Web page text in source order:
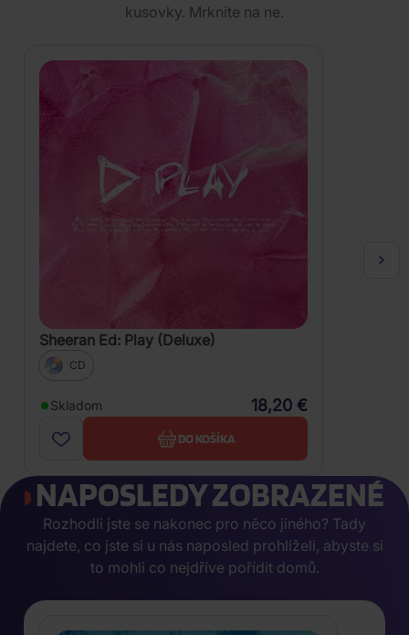
kusovky. Mrknite na ne.
Sheeran Ed: Play (Deluxe)
CD
Skladom 18,20 €
DO KOŠÍKA
NAPOSLEDY ZOBRAZENÉ
Rozhodli jste se nakonec pro něco jiného? Tady
najdete, co jste si u nás naposled prohlíželi, abyste si
to mohli co nejdříve pořídit domů.